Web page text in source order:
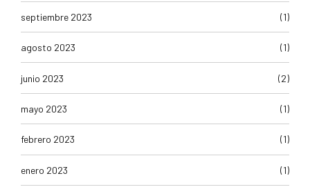
septiembre 2023 (1)
agosto 2023 (1)
junio 2023 (2)
mayo 2023 (1)
febrero 2023 (1)
enero 2023 (1)